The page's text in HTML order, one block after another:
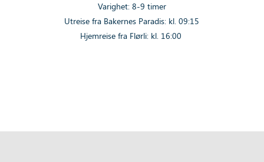
Varighet: 8-9 timer
Utreise fra Bakernes Paradis: kl. 09:15
Hjemreise fra Flørli: kl. 16:00